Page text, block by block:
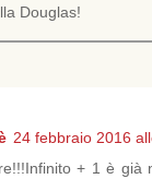
Douglas!
24 febbraio 2016
+ 1 è già